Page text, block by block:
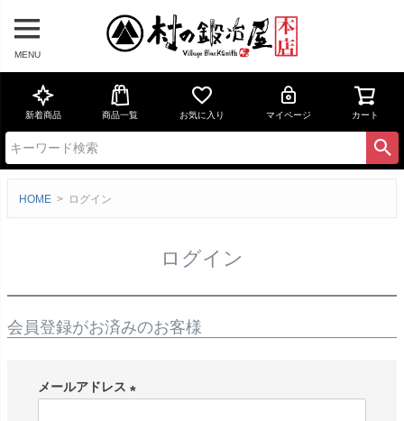
MENU
新着商品 商品一覧 お気に入り マイページ カート
HOME ログイン
ログイン
会員登録がお済みのお客様
メールアドレス